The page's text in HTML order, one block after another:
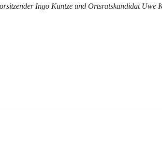
Ingo Kuntze und Ortsratskandidat Uwe